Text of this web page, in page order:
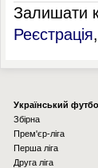
Залишати
Реєстрація,
Українcький
Збірна
Прем'єр-ліга
Перша ліга
Друга ліга